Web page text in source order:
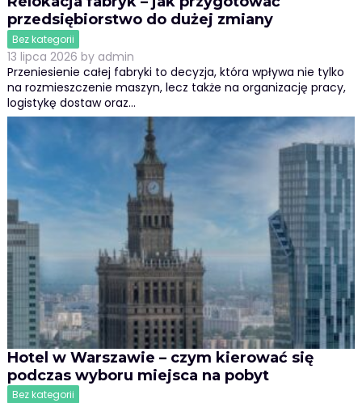
przedsiębiorstwo do dużej zmiany
Bez kategorii
13 lipca 2026 by admin
Przeniesienie całej fabryki to decyzja, która wpływa nie tylko
na rozmieszczenie maszyn, lecz także na organizację pracy,
logistykę dostaw oraz…
Hotel w Warszawie – czym kierować się
podczas wyboru miejsca na pobyt
Bez kategorii